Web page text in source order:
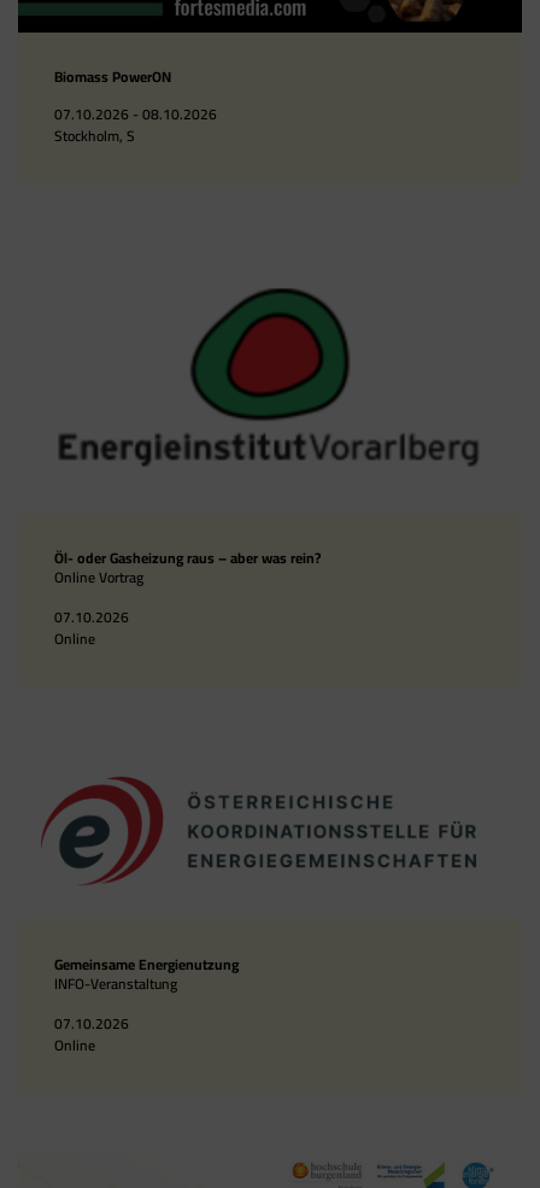
Biomass PowerON
07.10.2026 - 08.10.2026
Stockholm, S
Öl- oder Gasheizung raus – aber was rein?
Online Vortrag
07.10.2026
Online
Gemeinsame Energienutzung
INFO-Veranstaltung
07.10.2026
Online